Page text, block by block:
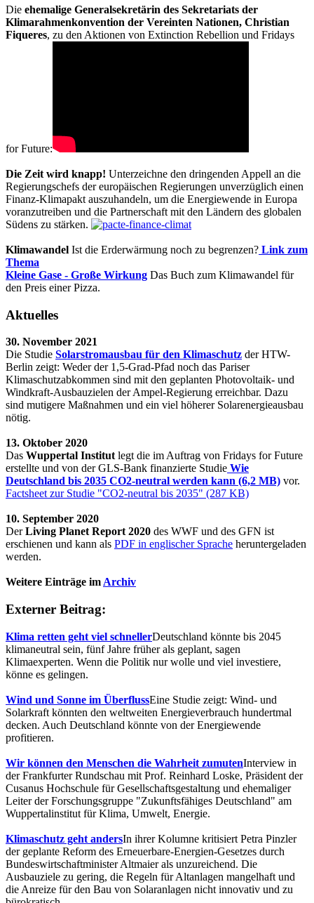
Die ehemalige Generalsekretärin des Sekretariats der
Klimarahmenkonvention der Vereinten Nationen, Christian
Fiqueres, zu den Aktionen von Extinction Rebellion und Fridays
for Future:
Die Zeit wird knapp! Unterzeichne den dringenden Appell an die
Regierungschefs der europäischen Regierungen unverzüglich einen
Finanz-Klimapakt auszuhandeln, um die Energiewende in Europa
voranzutreiben und die Partnerschaft mit den Ländern des globalen
Südens zu stärken.
Klimawandel Ist die Erderwärmung noch zu begrenzen? Link zum
Thema
Kleine Gase - Große Wirkung Das Buch zum Klimawandel für
den Preis einer Pizza.
Aktuelles
30. November 2021
Die Studie Solarstromausbau für den Klimaschutz der HTW-
Berlin zeigt: Weder der 1,5-Grad-Pfad noch das Pariser
Klimaschutzabkommen sind mit den geplanten Photovoltaik- und
Windkraft-Ausbauzielen der Ampel-Regierung erreichbar. Dazu
sind mutigere Maßnahmen und ein viel höherer Solarenergieausbau
nötig.
13. Oktober 2020
Das Wuppertal Institut legt die im Auftrag von Fridays for Future
erstellte und von der GLS-Bank finanzierte Studie Wie
Deutschland bis 2035 CO2-neutral werden kann (6,2 MB) vor.
Factsheet zur Studie "CO2-neutral bis 2035" (287 KB)
10. September 2020
DerLiving Planet Report 2020 des WWF und des GFN ist
erschienen und kann als PDF in englischer Sprache heruntergeladen
werden.
Weitere Einträge im Archiv
Externer Beitrag:
Klima retten geht viel schnellerDeutschland könnte bis 2045
klimaneutral sein, fünf Jahre früher als geplant, sagen
Klimaexperten. Wenn die Politik nur wolle und viel investiere,
könne es gelingen.
Wind und Sonne im ÜberflussEine Studie zeigt: Wind- und
Solarkraft könnten den weltweiten Energieverbrauch hundertmal
decken. Auch Deutschland könnte von der Energiewende
profitieren.
Wir können den Menschen die Wahrheit zumutenInterview in
der Frankfurter Rundschau mit Prof. Reinhard Loske, Präsident der
Cusanus Hochschule für Gesellschaftsgestaltung und ehemaliger
Leiter der Forschungsgruppe "Zukunftsfähiges Deutschland" am
Wuppertalinstitut für Klima, Umwelt, Energie.
Klimaschutz geht andersIn ihrer Kolumne kritisiert Petra Pinzler
der geplante Reform des Erneuerbare-Energien-Gesetzes durch
Bundeswirtschaftminister Altmaier als unzureichend. Die
Ausbauziele zu gering, die Regeln für Altanlagen mangelhaft und
die Anreize für den Bau von Solaranlagen nicht innovativ und zu